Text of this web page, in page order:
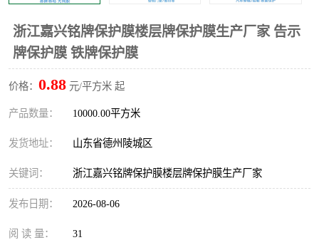
浙江嘉兴铭牌保护膜楼层牌保护膜生产厂家 告示
牌保护膜 铁牌保护膜
价格： 0.88 元/平方米 起
产品数量： 10000.00平方米
发货地址： 山东省德州陵城区
关键词： 浙江嘉兴铭牌保护膜楼层牌保护膜生产厂家
发布日期： 2026-08-06
阅 读 量： 31